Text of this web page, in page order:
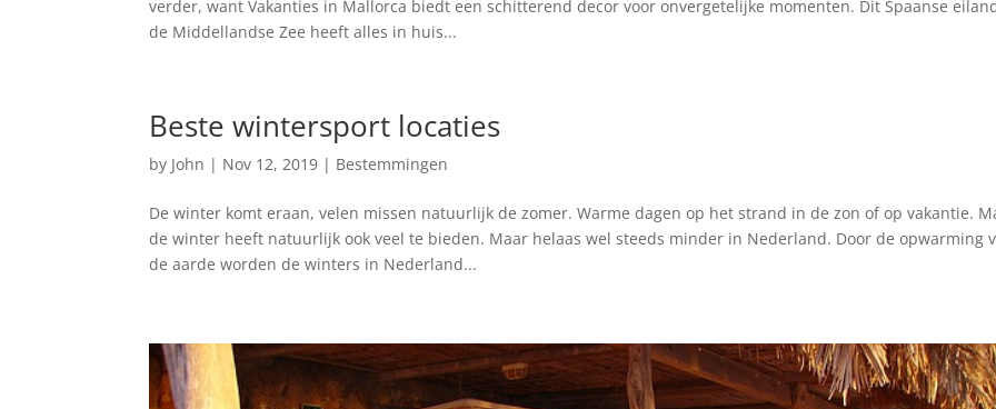
verder, want Vakanties in Mallorca biedt een schitterend decor voor onvergetelijke momenten. Dit Spaanse
de Middellandse Zee heeft alles in huis...
Beste wintersport locaties
by John | Nov 12, 2019 | Bestemmingen
De winter komt eraan, velen missen natuurlijk de zomer. Warme dagen op het strand in de zon of op vakantie.
de winter heeft natuurlijk ook veel te bieden. Maar helaas wel steeds minder in Nederland. Door de opwarming
de aarde worden de winters in Nederland...